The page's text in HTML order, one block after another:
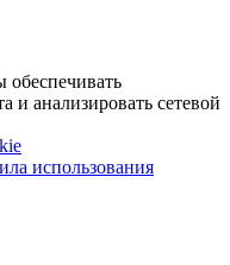
и анализировать сетевой
использования